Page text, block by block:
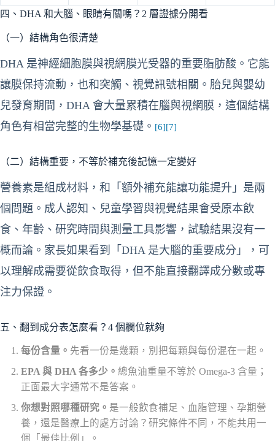
四、DHA 和大腦、眼睛有關嗎？2 層證據分開看
（一）結構角色很清楚
DHA 是神經細胞膜與視網膜光受器的重要脂肪酸。它能
讓膜保持流動，也和突觸、視覺訊號相關。胎兒與嬰幼
兒發育期間，DHA 會大量累積在腦與視網膜，這個結構
角色有相當完整的生物學基礎。 [6][7]
（二）結構重要，不等於補充後記憶一定變好
營養素是組成材料，和「額外補充能讓功能提升」是兩
個問題。成人認知、兒童學習與視覺結果會受原本飲
食、年齡、研究時間與測量工具影響，試驗結果沒有一
概而論。家長如果看到「DHA 是大腦的重要成分」，可
以理解成需要從飲食取得，但不能直接翻譯成分數或專
注力保證。
五、翻到成分表怎麼看？4 個欄位就夠
每份含量。 先看一份是幾顆，別把每顆與每份混在一起。
EPA 與 DHA 各多少。 總魚油重量不等於 Omega-3 含量；
正面最大字通常不是答案。
你想對照哪種研究。 是一般飲食補足、血脂管理、孕期營
養，還是醫療上的處方討論？研究條件不同，不能共用一
個「最佳比例」。